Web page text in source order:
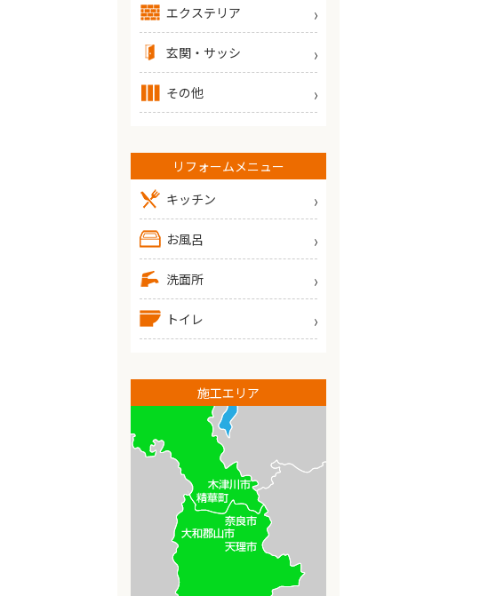
エクステリア
玄関・サッシ
その他
リフォームメニュー
キッチン
お風呂
洗面所
トイレ
施工エリア